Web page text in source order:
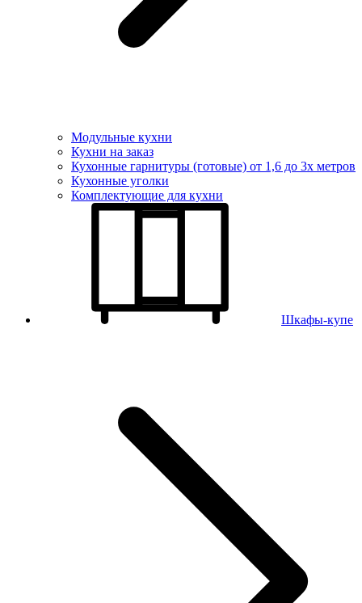
Модульные кухни
Кухни на заказ
Кухонные гарнитуры (готовые) от 1,6 до 3х метров
Кухонные уголки
Комплектующие для кухни
Шкафы-купе